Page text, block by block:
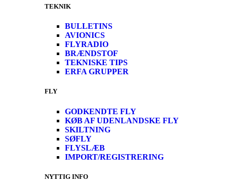
TEKNIK
BULLETINS
AVIONICS
FLYRADIO
BRÆNDSTOF
TEKNISKE TIPS
ERFA GRUPPER
FLY
GODKENDTE FLY
KØB AF UDENLANDSKE FLY
SKILTNING
SØFLY
FLYSLÆB
IMPORT/REGISTRERING
NYTTIG INFO